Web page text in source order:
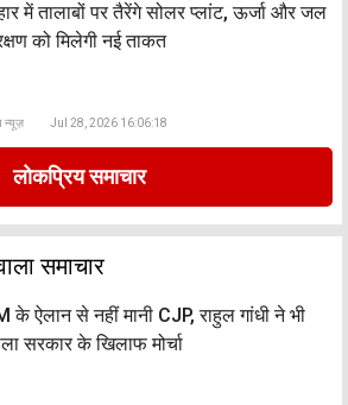
में तालाबों पर तैरेंगे सोलर प्लांट, ऊर्जा और जल
को मिलेगी नई ताकत
न्यूज़ Jul 28, 2026 16:06:18
लोकप्रिय समाचार
समाचार
के ऐलान से नहीं मानी CJP, राहुल गांधी ने भी
सरकार के खिलाफ मोर्चा